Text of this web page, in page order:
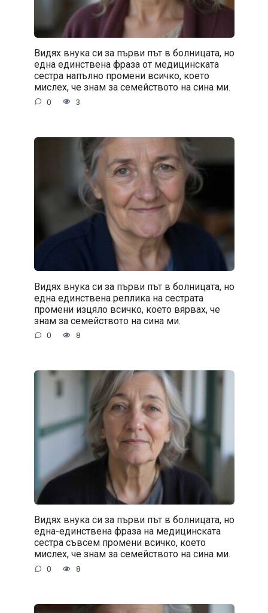
Видях внука си за първи път в болницата, но
една единствена фраза от медицинската
сестра напълно промени всичко, което
мислех, че знам за семейството на сина ми.
0 3
Видях внука си за първи път в болницата, но
една единствена реплика на сестрата
промени изцяло всичко, което вярвах, че
знам за семейството на сина ми.
0 8
Видях внука си за първи път в болницата, но
една-единствена фраза на медицинската
сестра съвсем промени всичко, което
мислех, че знам за семейството на сина ми.
0 8